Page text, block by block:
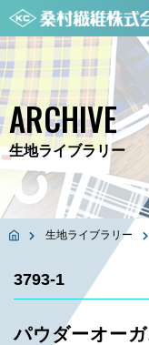
ARCHIVE
生地ライブラリー
生地ライブラリー
3793-1
パウダーオー